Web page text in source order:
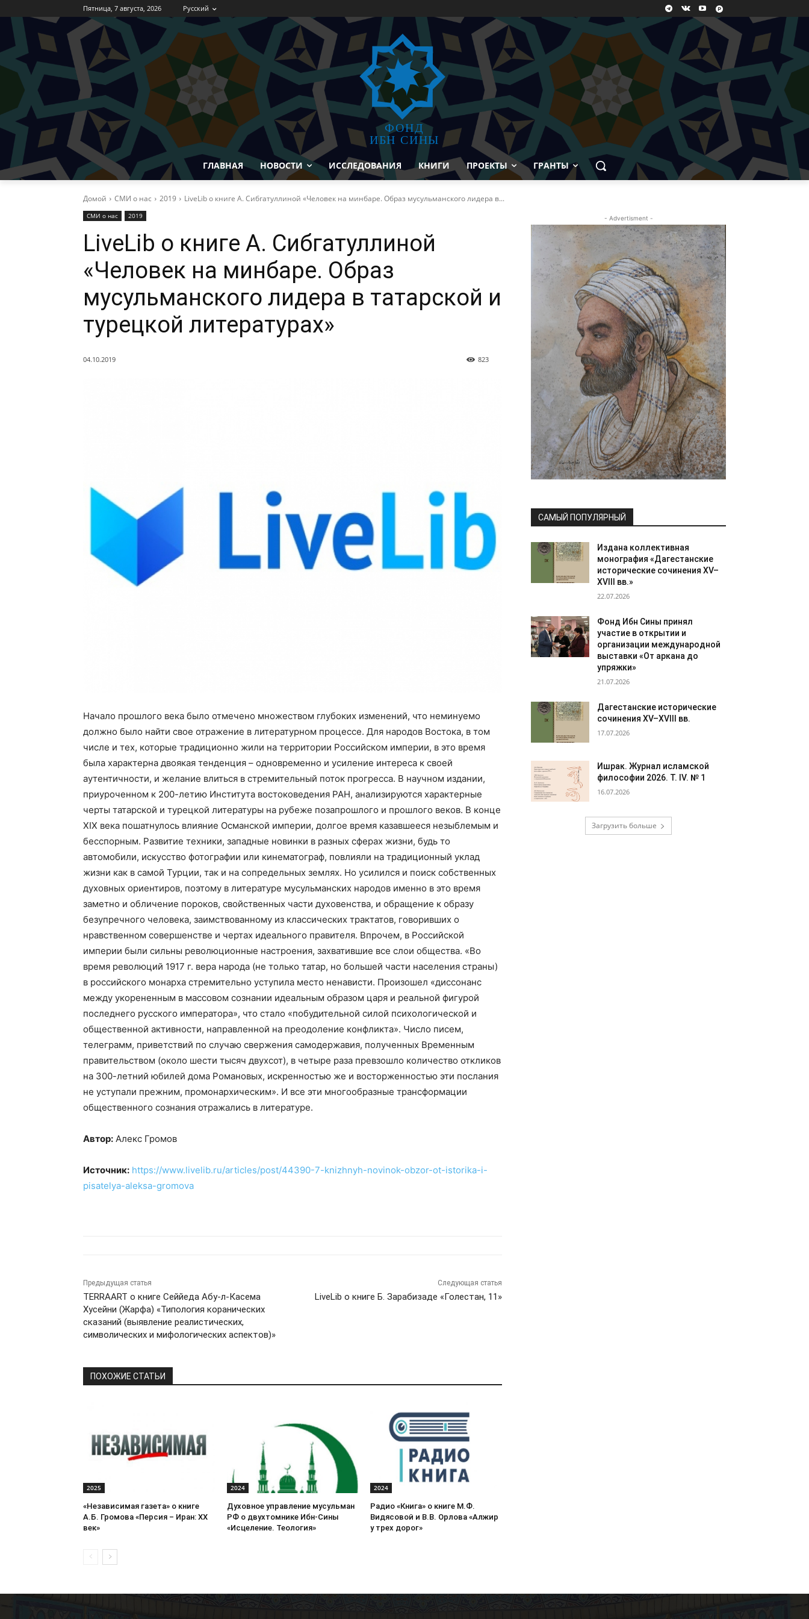
Пятница, 7 августа, 2026 Русский
ФОНД
ИБН СИНЫ
ГЛАВНАЯ НОВОСТИ ИССЛЕДОВАНИЯ КНИГИ ПРОЕКТЫ ГРАНТЫ
Домой СМИ о нас 2019 LiveLib о книге А. Сибгатуллиной «Человек на минбаре. Образ мусульманского лидера в...
СМИ о нас 2019
LiveLib о книге А. Сибгатуллиной
«Человек на минбаре. Образ
мусульманского лидера в татарской и
турецкой литературах»
04.10.2019 823
Начало прошлого века было отмечено множеством глубоких изменений, что неминуемо
должно было найти свое отражение в литературном процессе. Для народов Востока, в том
числе и тех, которые традиционно жили на территории Российском империи, в это время
была характерна двоякая тенденция – одновременно и усиление интереса к своей
аутентичности, и желание влиться в стремительный поток прогресса. В научном издании,
приуроченном к 200-летию Института востоковедения РАН, анализируются характерные
черты татарской и турецкой литературы на рубеже позапрошлого и прошлого веков. В конце
XIX века пошатнулось влияние Османской империи, долгое время казавшееся незыблемым и
бесспорным. Развитие техники, западные новинки в разных сферах жизни, будь то
автомобили, искусство фотографии или кинематограф, повлияли на традиционный уклад
жизни как в самой Турции, так и на сопредельных землях. Но усилился и поиск собственных
духовных ориентиров, поэтому в литературе мусульманских народов именно в это время
заметно и обличение пороков, свойственных части духовенства, и обращение к образу
безупречного человека, заимствованному из классических трактатов, говоривших о
нравственном совершенстве и чертах идеального правителя. Впрочем, в Российской
империи были сильны революционные настроения, захватившие все слои общества. «Во
время революций 1917 г. вера народа (не только татар, но большей части населения страны)
в российского монарха стремительно уступила место ненависти. Произошел «диссонанс
между укорененным в массовом сознании идеальным образом царя и реальной фигурой
последнего русского императора», что стало «побудительной силой психологической и
общественной активности, направленной на преодоление конфликта». Число писем,
телеграмм, приветствий по случаю свержения самодержавия, полученных Временным
правительством (около шести тысяч двухсот), в четыре раза превзошло количество откликов
на 300-летний юбилей дома Романовых, искренностью же и восторженностью эти послания
не уступали прежним, промонархическим». И все эти многообразные трансформации
общественного сознания отражались в литературе.
Автор: Алекс Громов
Источник: https://www.livelib.ru/articles/post/44390-7-knizhnyh-novinok-obzor-ot-istorika-i-
pisatelya-aleksa-gromova
Предыдущая статья
TERRAART о книге Сеййеда Абу-л-Касема
Хусейни (Жарфа) «Типология коранических
сказаний (выявление реалистических,
символических и мифологических аспектов)»
Следующая статья
LiveLib о книге Б. Зарабизаде «Голестан, 11»
ПОХОЖИЕ СТАТЬИ
2025
«Независимая газета» о книге
А.Б. Громова «Персия – Иран: ХХ
век»
2024
Духовное управление мусульман
РФ о двухтомнике Ибн-Сины
«Исцеление. Теология»
2024
Радио «Книга» о книге М.Ф.
Видясовой и В.В. Орлова «Алжир
у трех дорог»
- Advertisment -
САМЫЙ ПОПУЛЯРНЫЙ
Издана коллективная
монография «Дагестанские
исторические сочинения XV–
XVIII вв.»
22.07.2026
Фонд Ибн Сины принял
участие в открытии и
организации международной
выставки «От аркана до
упряжки»
21.07.2026
Дагестанские исторические
сочинения XV–XVIII вв.
17.07.2026
Ишрак. Журнал исламской
философии 2026. Т. IV. № 1
16.07.2026
Загрузить больше